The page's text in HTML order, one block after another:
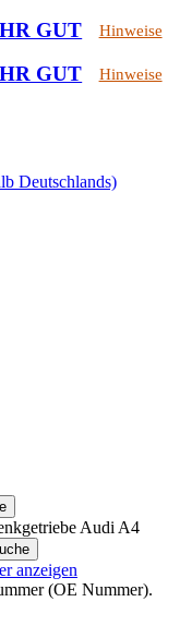
GUT Hinweise
GUT Hinweise
Deutschlands)
Audi A4
anzeigen
(OE Nummer).